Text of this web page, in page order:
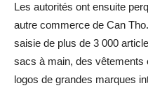
Les autorités ont ensuite
autre commerce de Can
saisie de plus de 3 000
sacs à main, des vêtements
logos de grandes marques